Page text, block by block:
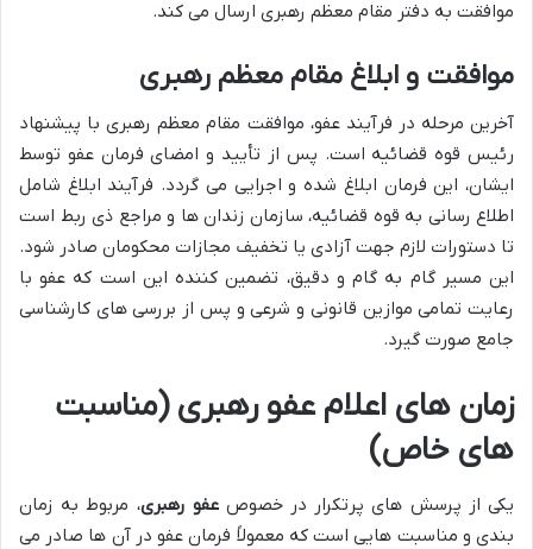
موافقت به دفتر مقام معظم رهبری ارسال می کند.
موافقت و ابلاغ مقام معظم رهبری
آخرین مرحله در فرآیند عفو، موافقت مقام معظم رهبری با پیشنهاد
رئیس قوه قضائیه است. پس از تأیید و امضای فرمان عفو توسط
ایشان، این فرمان ابلاغ شده و اجرایی می گردد. فرآیند ابلاغ شامل
اطلاع رسانی به قوه قضائیه، سازمان زندان ها و مراجع ذی ربط است
تا دستورات لازم جهت آزادی یا تخفیف مجازات محکومان صادر شود.
این مسیر گام به گام و دقیق، تضمین کننده این است که عفو با
رعایت تمامی موازین قانونی و شرعی و پس از بررسی های کارشناسی
جامع صورت گیرد.
زمان های اعلام عفو رهبری (مناسبت
های خاص)
یکی از پرسش های پرتکرار در خصوصعفو رهبری، مربوط به زمان
بندی و مناسبت هایی است که معمولاً فرمان عفو در آن ها صادر می